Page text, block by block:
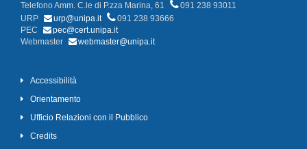
Telefono Amm. C.le di P.zza Marina, 61
091 238 93011
URP
urp@unipa.it
091 238 93666
PEC
pec@cert.unipa.it
Webmaster
webmaster@unipa.it
Accessibilità
Orientamento
Ufficio Relazioni con il Pubblico
Credits